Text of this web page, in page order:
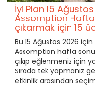
İyi Plan 15
Assomption Hafta
çıkarmak için 15
Bu 15 Ağustos 2026
Assomption hafta
çıkıp eğlenmeniz için
Sırada tek yapmanız
etkinlik arasından